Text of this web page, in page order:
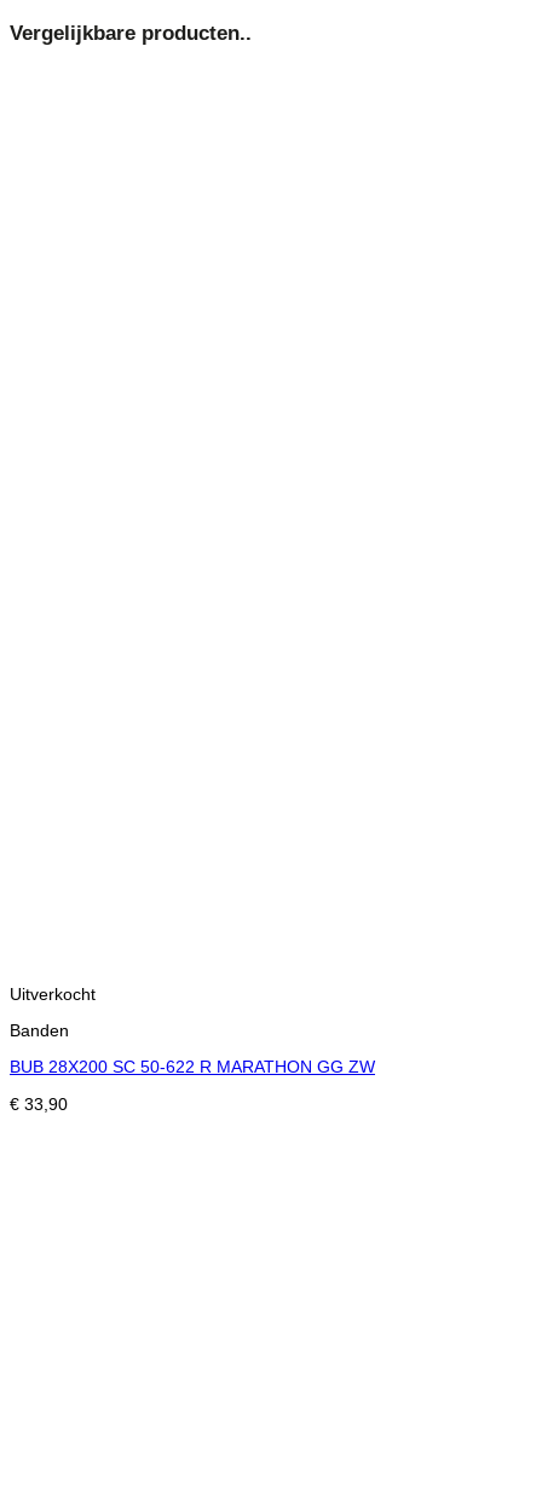
Vergelijkbare producten..
Uitverkocht
Banden
BUB 28X200 SC 50-622 R MARATHON GG ZW
€ 33,90